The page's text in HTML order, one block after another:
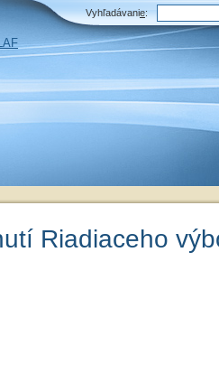
Vyhľadávanie:
Riadiaceho